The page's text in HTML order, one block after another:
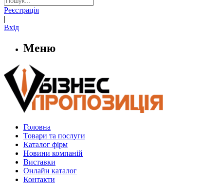
Реєстрація
|
Вхід
Меню
Головна
Товари та послуги
Каталог фірм
Новини компаній
Виставки
Онлайн каталог
Контакти